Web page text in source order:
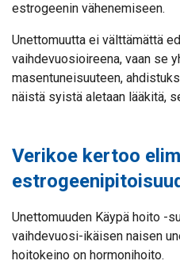
estrogeenin vähenemiseen.
Unettomuutta ei välttämättä
vaihdevuosioireena, vaan se
masentuneisuuteen,
näistä syistä aletaan lääkitä,
Verikoe kertoo
Unettomuuden Käypä hoito -
vaihdevuosi-ikäisen naisen
hoitokeino on hormonihoito.